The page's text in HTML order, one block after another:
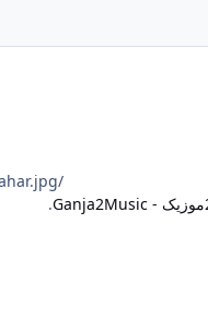
/Image/Post/6.2026/Hossein%20Mazidi%20-%20Abre%20bahar.jpg
.